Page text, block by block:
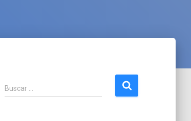
B
u
Buscar …